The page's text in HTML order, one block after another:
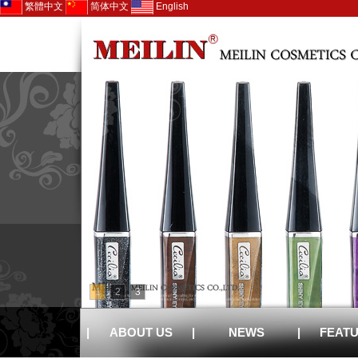
繁體中文 简体中文 English
1 2 3
| ABOUT US | NEWS |